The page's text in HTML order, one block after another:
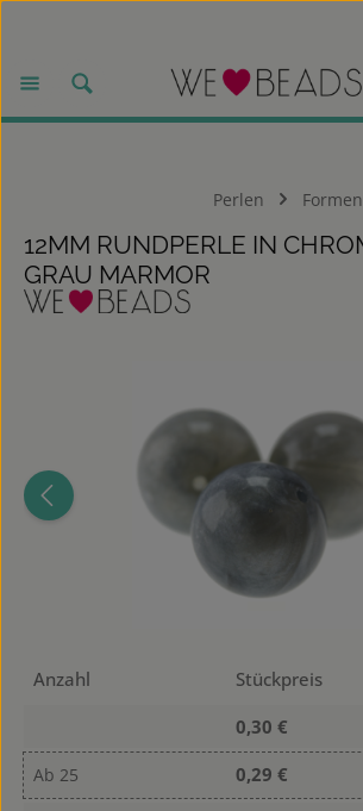
Perlen Formen
12MM RUNDPERLE IN
GRAU MARMOR
Anzahl
Stückpreis
0,30 €
Ab 25 0,29 €